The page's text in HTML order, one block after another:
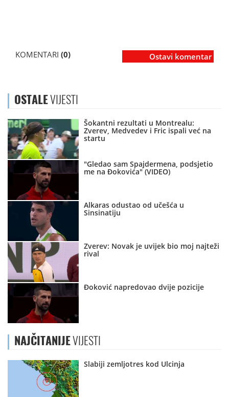
KOMENTARI (0) Ostavi komentar
OSTALEVIJESTI
Šokantni rezultati u Montrealu:
Zverev, Medvedev i Fric ispali već na
startu
"Gledao sam Spajdermena, podsjetio
me na Đokovića" (VIDEO)
Alkaras odustao od učešća u
Sinsinatiju
Zverev: Novak je uvijek bio moj najteži
rival
Đoković napredovao dvije pozicije
NAJČITANIJEVIJESTI
Slabiji zemljotres kod Ulcinja